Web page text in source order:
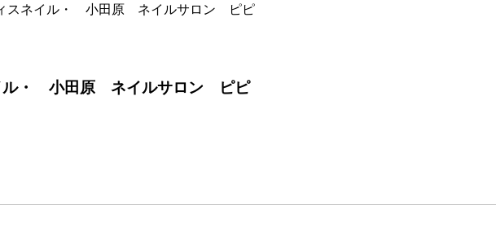
ィスネイル・ 小田原 ネイルサロン ピピ
ル・ 小田原 ネイルサロン ピピ